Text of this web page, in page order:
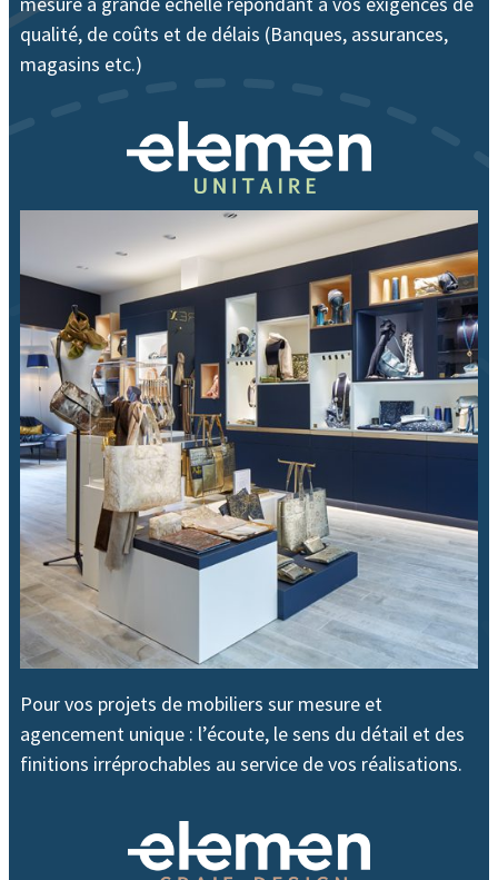
qualité, de coûts et de délais (Banques, assurances,
magasins etc.)
Pour vos projets de mobiliers sur mesure et
agencement unique : l’écoute, le sens du détail et des
finitions irréprochables au service de vos réalisations.